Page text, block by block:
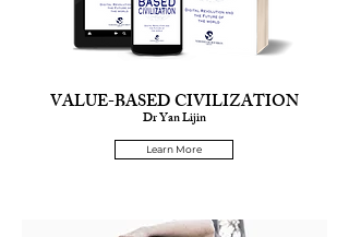
VALUE-BASED CIVILIZATION
Dr Yan Lijin
Learn More